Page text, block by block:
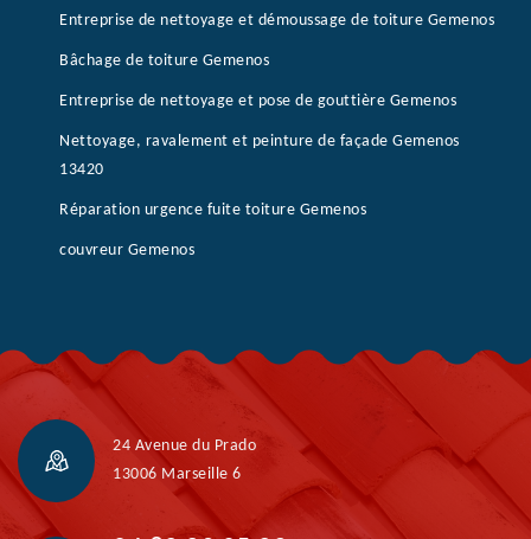
Entreprise de nettoyage et démoussage de toiture Gemenos
Bâchage de toiture Gemenos
Entreprise de nettoyage et pose de gouttière Gemenos
Nettoyage, ravalement et peinture de façade Gemenos
13420
Réparation urgence fuite toiture Gemenos
couvreur Gemenos
24 Avenue du Prado
13006 Marseille 6